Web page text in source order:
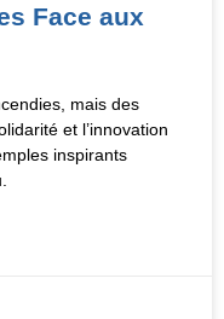
Face aux
mais des
et l’innovation
inspirants